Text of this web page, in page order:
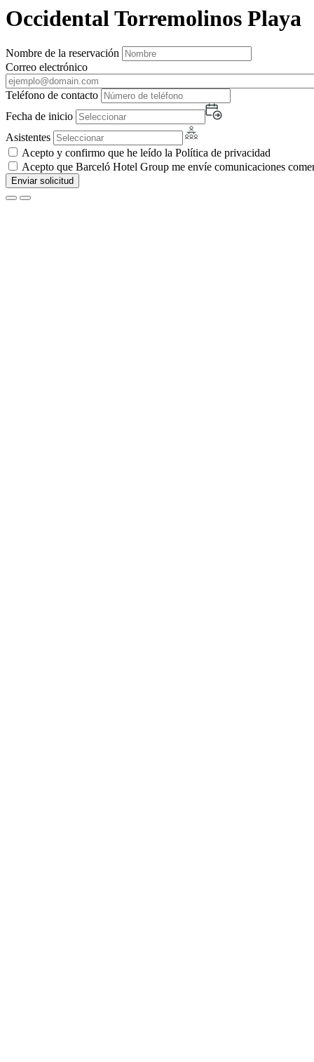
Occidental Torremolinos Playa
Nombre de la reservación
Correo electrónico
Teléfono de contacto
Fecha de inicio
Asistentes
Acepto y confirmo que he leído la Política de privacidad
Acepto que Barceló Hotel Group me envíe comunicaciones
Enviar solicitud